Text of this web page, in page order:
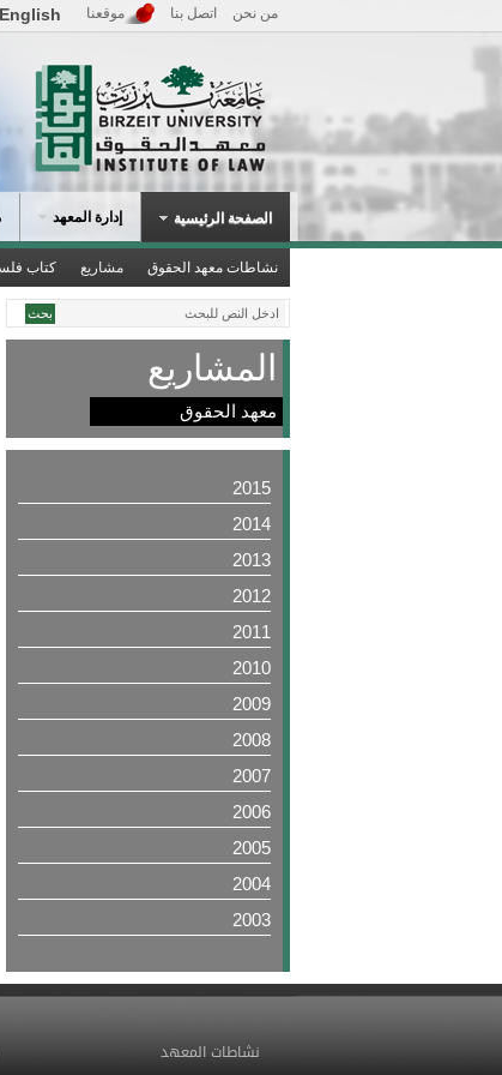
من نحن اتصل بنا موقعنا English
الصفحة الرئيسية إدارة المعهد
نشاطات معهد الحقوق مشاريع كتاب
المشاريع
معهد الحقوق
2015
2014
2013
2012
2011
2010
2009
2008
2007
2006
2005
2004
2003
نشاطات المعهد